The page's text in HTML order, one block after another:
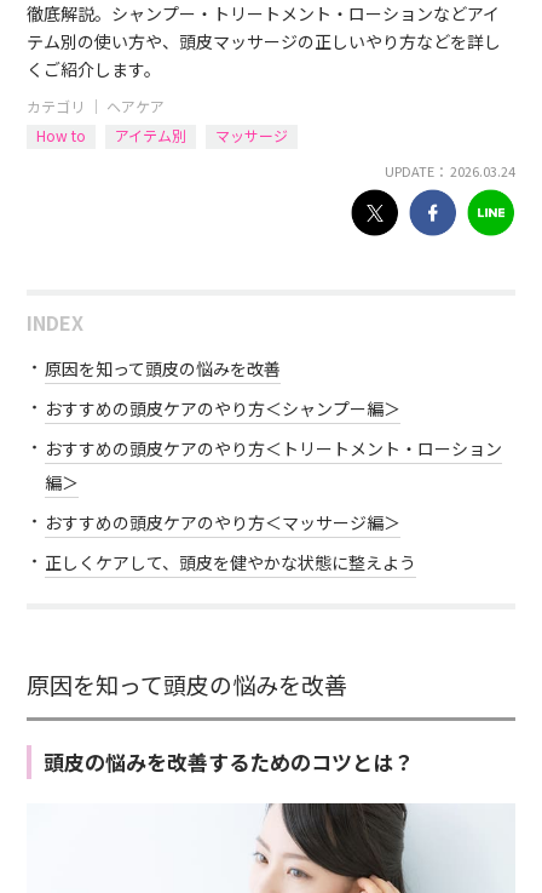
徹底解説。シャンプー・トリートメント・ローションなどアイ
テム別の使い方や、頭皮マッサージの正しいやり方などを詳し
くご紹介します。
カテゴリ ｜ ヘアケア
How to
アイテム別 マッサージ
UPDATE： 2026.03.24
INDEX
原因を知って頭皮の悩みを改善
おすすめの頭皮ケアのやり方＜シャンプー編＞
おすすめの頭皮ケアのやり方＜トリートメント・ローション
編＞
おすすめの頭皮ケアのやり方＜マッサージ編＞
正しくケアして、頭皮を健やかな状態に整えよう
原因を知って頭皮の悩みを改善
頭皮の悩みを改善するためのコツとは？